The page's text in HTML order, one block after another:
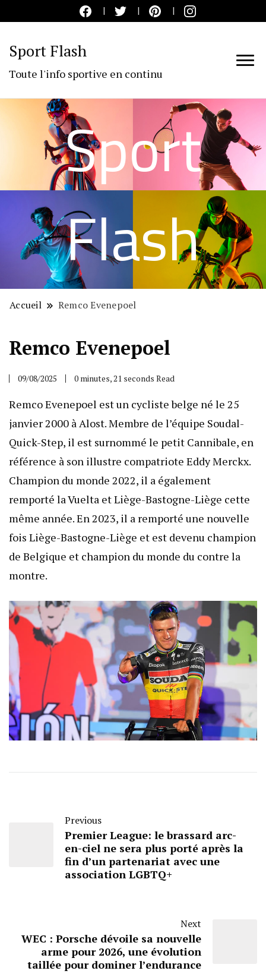
Sport Flash
Toute l'info sportive en continu
Sport
Flash
Accueil Remco Evenepoel
Remco Evenepoel
09/08/2025 0 minutes, 21 seconds Read
Remco Evenepoel est un cycliste belge né le 25
janvier 2000 à Alost. Membre de l’équipe Soudal-
Quick-Step, il est surnommé le petit Cannibale, en
référence à son illustre compatriote Eddy Merckx.
Champion du monde 2022, il a également
remporté la Vuelta et Liège-Bastogne-Liège cette
même année. En 2023, il a remporté une nouvelle
fois Liège-Bastogne-Liège et est devenu champion
de Belgique et champion du monde du contre la
montre.
Previous
Premier League: le brassard arc-
en-ciel ne sera plus porté après la
fin d’un partenariat avec une
association LGBTQ+
Next
WEC : Porsche dévoile sa nouvelle
arme pour 2026, une évolution
taillée pour dominer l’endurance